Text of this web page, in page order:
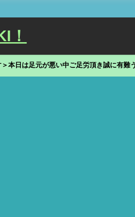
！
本日は足元が悪い中ご足労頂き誠に有難